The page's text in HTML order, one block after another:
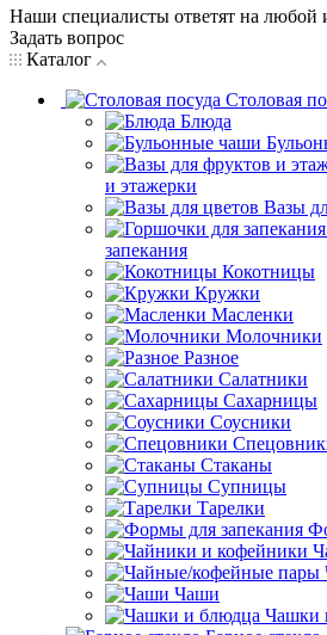
Наши специалисты ответят на любой
Задать вопрос
Каталог
Столовая
Блюда
и этажерки
Вазы
запекания
Кокотницы
Кружки
Масленки
Молочники
Разное
Салатники
Сахарницы
Соусники
Стаканы
Супницы
Тарелки
Чаши
Чашки